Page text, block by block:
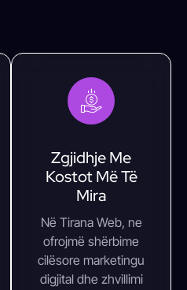
Zgjidhje Me
Kostot Më Të
Mira
Në Tirana Web, ne
ofrojmë shërbime
cilësore marketingu
digjital dhe zhvillimi